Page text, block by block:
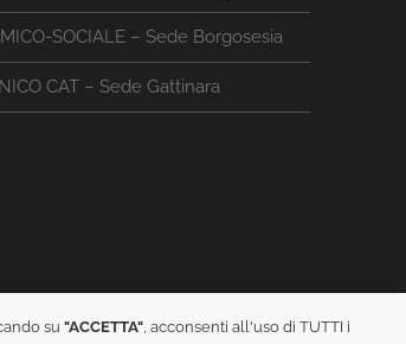
SOCIALE – Sede Borgosesia
CAT – Sede Gattinara
su "ACCETTA" , acconsenti all'uso di TUTTI i